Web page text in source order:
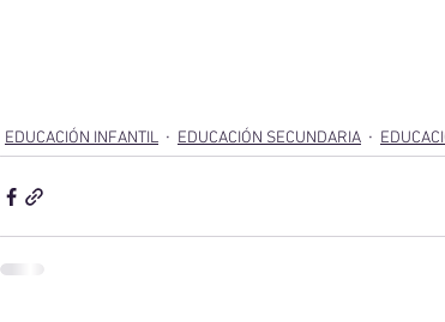
EDUCACIÓN INFANTIL EDUCACIÓN SECUNDARIA